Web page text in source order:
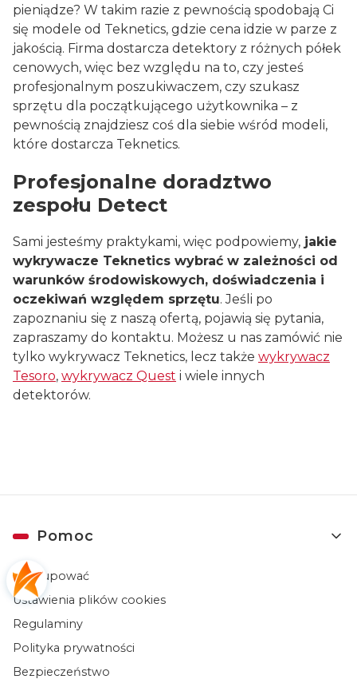
pieniądze? W takim razie z pewnością spodobają Ci
się modele od Teknetics, gdzie cena idzie w parze z
jakością. Firma dostarcza detektory z różnych półek
cenowych, więc bez względu na to, czy jesteś
profesjonalnym poszukiwaczem, czy szukasz
sprzętu dla początkującego użytkownika – z
pewnością znajdziesz coś dla siebie wśród modeli,
które dostarcza Teknetics.
Profesjonalne doradztwo
zespołu Detect
Sami jesteśmy praktykami, więc podpowiemy, jakie
wykrywacze Teknetics wybrać w zależności od
warunków środowiskowych, doświadczenia i
oczekiwań względem sprzętu. Jeśli po
zapoznaniu się z naszą ofertą, pojawią się pytania,
zapraszamy do kontaktu. Możesz u nas zamówić nie
tylko wykrywacz Teknetics, lecz także wykrywacz
Tesoro, wykrywacz Quest i wiele innych
detektorów.
Linki w stopce
Pomoc
Jak kupować
Ustawienia plików cookies
Regulaminy
Polityka prywatności
Bezpieczeństwo